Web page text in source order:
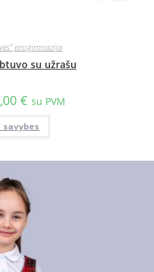
progimnazija
su užrašu
€ su PVM